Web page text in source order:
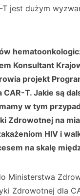
T jest dużym
Konsultant
projekt
T. Jakie są
w tym
Zdrowotnej na
HIV i
na skalę
Ministerstwa
Zdrowotnej dla